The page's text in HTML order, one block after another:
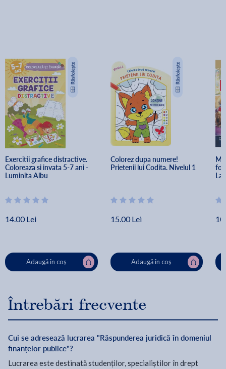
Exercitii grafice distractive.
Coloreaza si invata 5-7 ani -
Luminita Albu
14.00 Lei
Adaugă în coș
Colorez dupa numere!
Prietenii lui Codita. Nivelul 1
15.00 Lei
Adaugă în coș
Întrebări frecvente
Cui se adresează lucrarea "Răspunderea juridică în domeniul
finanțelor publice"?
Lucrarea este destinată studenților, specialiștilor în drept